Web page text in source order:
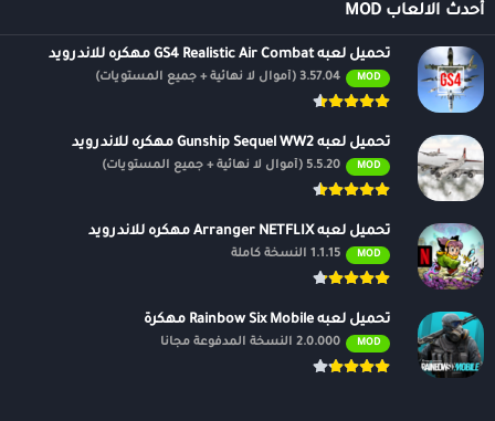
أحدث الالعاب MOD
تحميل لعبه GS4 Realistic Air Combat مهكره للاندرويد
MOD 3.57.04 (أموال لا نهائية + جميع المستويات)
تحميل لعبه Gunship Sequel WW2 مهكره للاندرويد
MOD 5.5.20 (أموال لا نهائية + جميع المستويات)
تحميل لعبه Arranger NETFLIX مهكره للاندرويد
MOD 1.1.15 النسخة كاملة
تحميل لعبه Rainbow Six Mobile مهكرة
MOD 2.0.000 النسخة المدفوعة مجانًا